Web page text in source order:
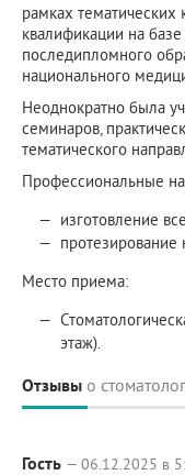
рамках
квалификации на
последипломного
национального
Неоднократно была
семинаров,
тематического
Профессиональные
изготовление
протезирование
Место приема:
этаж).
Отзывы о
Гость — 06.12.2025 в